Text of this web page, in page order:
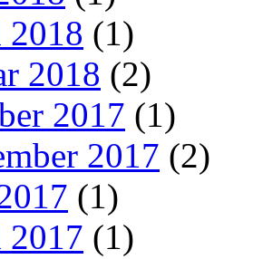
(1)
2018 (2)
2017 (1)
2017 (2)
(1)
(1)